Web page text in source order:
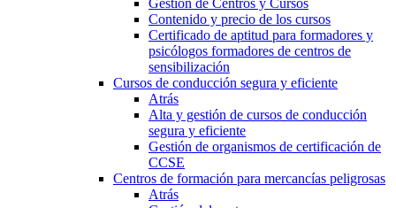
Gestión de Centros y Cursos
Contenido y precio de los cursos
Certificado de aptitud para formadores y
psicólogos formadores de centros de
sensibilización
Cursos de conducción segura y eficiente
Atrás
Alta y gestión de cursos de conducción
segura y eficiente
Gestión de organismos de certificación de
CCSE
Centros de formación para mercancías peligrosas
Atrás